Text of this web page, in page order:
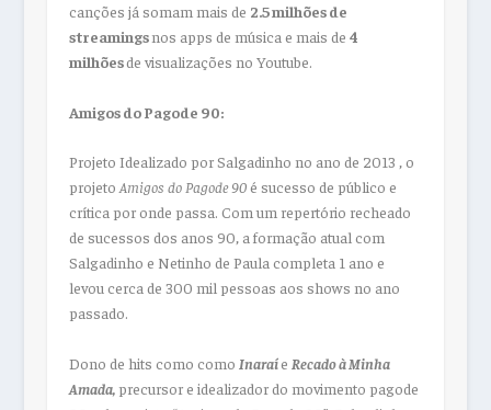
canções já somam mais de 2.5 milhões de
streamingsnos apps de música e mais de 4
milhõesde visualizações no Youtube.
Amigos do Pagode 90:
Projeto Idealizado por Salgadinho no ano de 2013 , o
projeto Amigos do Pagode 90é sucesso de público e
crítica por onde passa. Com um repertório recheado
de sucessos dos anos 90, a formação atual com
Salgadinho e Netinho de Paula completa 1 ano e
levou cerca de 300 mil pessoas aos shows no ano
passado.
Dono de hits como como Inaraíe Recado à Minha
Amada, precursor e idealizador do movimento pagode